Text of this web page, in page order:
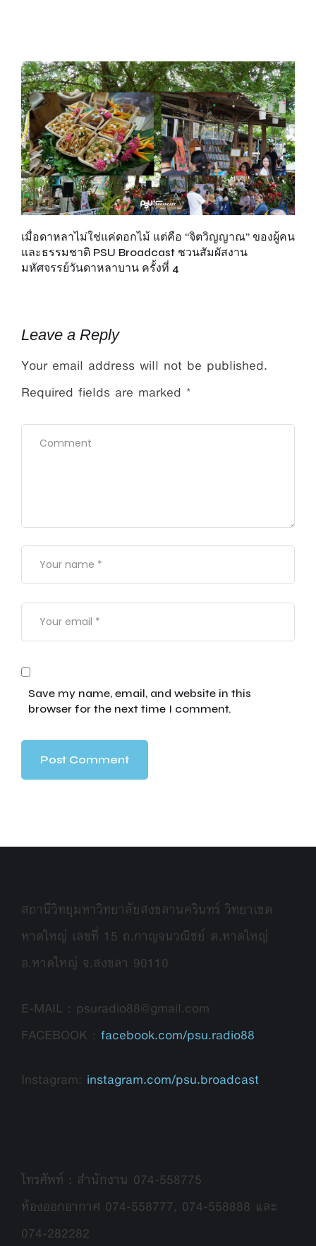
เมื่อดาหลาไม่ใช่แค่ดอกไม้ แต่คือ “จิตวิญญาณ” ของผู้คน
และธรรมชาติ PSU Broadcast ชวนสัมผัสงาน
มหัศจรรย์วันดาหลาบาน ครั้งที่ 4
Leave a Reply
Your email address will not be published.
Required fields are marked *
Save my name, email, and website in this
browser for the next time I comment.
สถานีวิทยุมหาวิทยาลัยสงขลานครินทร์ วิทยาเขต
หาดใหญ่ เลขที่ 15 ถ.กาญจนวณิชย์ ต.หาดใหญ่
อ.หาดใหญ่ จ.สงขลา 90110
E-MAIL : psuradio88@gmail.com
FACEBOOK : facebook.com/psu.radio88
Instagram: instagram.com/psu.broadcast
โทรศัพท์ : สำนักงาน 074-558775
ห้องออกอากาศ 074-558777, 074-558888 และ
074-282282